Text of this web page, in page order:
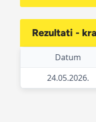
Rezultati -
Datum
24.05.2026.